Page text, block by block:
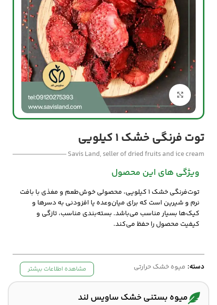
بزرگنمایی تصویر
توت فرنگی خشک 1 کیلویی
Savis Land, seller of dried fruits and ice cream
ویژگی های این محصول
توت‌فرنگی خشک ۱ کیلویی، محصولی خوش‌طعم و مغذی با بافت
نرم و شیرین است که برای میان‌وعده یا افزودنی به دسرها و
کیک‌ها بسیار مناسب می‌باشد. بسته‌بندی مناسب، تازگی و
کیفیت محصول را حفظ می‌کند.
دسته: میوه خشک حرارتی مشاهده اطلاعات بیشتر
میوه بستنی خشک ساویس لند